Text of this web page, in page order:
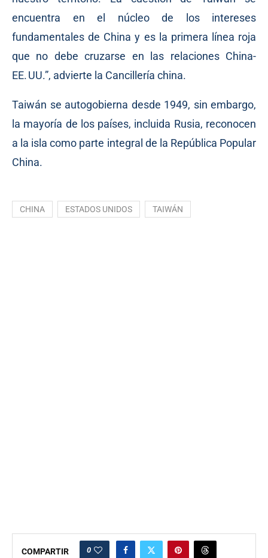
encuentra en el núcleo de los intereses
fundamentales de China y es la primera línea roja
que no debe cruzarse en las relaciones China-
EE. UU.”, advierte la Cancillería china.
Taiwán se autogobierna desde 1949, sin embargo,
la mayoría de los países, incluida Rusia, reconocen
a la isla como parte integral de la República Popular
China.
CHINA ESTADOS UNIDOS TAIWÁN
COMPARTIR 0